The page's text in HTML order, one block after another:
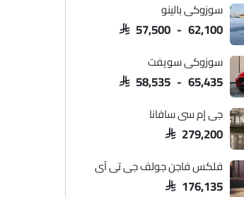
سوزوكي بالينو
SAR 57,500 - 62,100
سوزوكي سويفت
SAR 58,535 - 65,435
جي إم سي سافانا
SAR 279,200
فلكس فاجن جولف جي تي آي
SAR 176,135